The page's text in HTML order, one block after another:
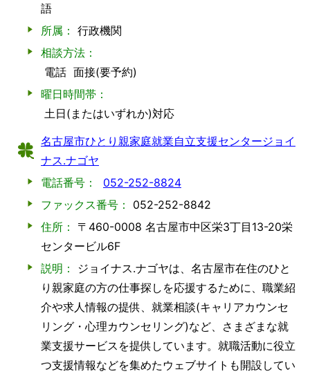
語
所属： 行政機関
相談方法：
電話 面接(要予約)
曜日時間帯：
土日(またはいずれか)対応
名古屋市ひとり親家庭就業自立支援センタージョイ
ナス.ナゴヤ
電話番号：
052-252-8824
ファックス番号：
052-252-8842
住所：
〒460-0008 名古屋市中区栄3丁目13-20栄
センタービル6F
説明：
ジョイナス.ナゴヤは、名古屋市在住のひと
り親家庭の方の仕事探しを応援するために、職業紹
介や求人情報の提供、就業相談(キャリアカウンセ
リング・心理カウンセリング)など、さまざまな就
業支援サービスを提供しています。就職活動に役立
つ支援情報などを集めたウェブサイトも開設してい